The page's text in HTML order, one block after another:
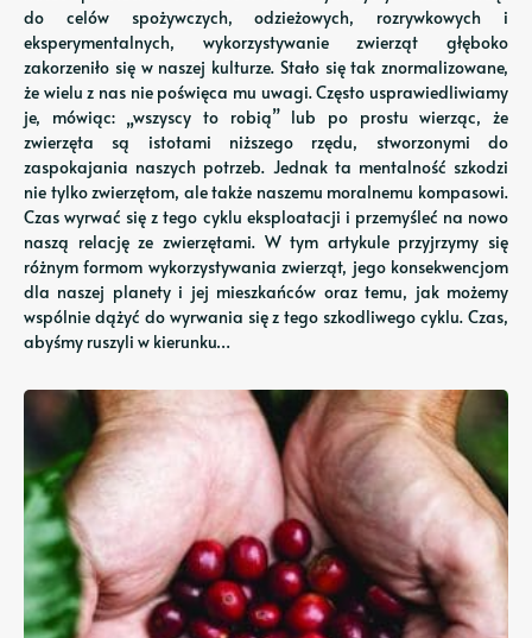
do celów spożywczych, odzieżowych, rozrywkowych i
eksperymentalnych, wykorzystywanie zwierząt głęboko
zakorzeniło się w naszej kulturze. Stało się tak znormalizowane,
że wielu z nas nie poświęca mu uwagi. Często usprawiedliwiamy
je, mówiąc: „wszyscy to robią” lub po prostu wierząc, że
zwierzęta są istotami niższego rzędu, stworzonymi do
zaspokajania naszych potrzeb. Jednak ta mentalność szkodzi
nie tylko zwierzętom, ale także naszemu moralnemu kompasowi.
Czas wyrwać się z tego cyklu eksploatacji i przemyśleć na nowo
naszą relację ze zwierzętami. W tym artykule przyjrzymy się
różnym formom wykorzystywania zwierząt, jego konsekwencjom
dla naszej planety i jej mieszkańców oraz temu, jak możemy
wspólnie dążyć do wyrwania się z tego szkodliwego cyklu. Czas,
abyśmy ruszyli w kierunku…